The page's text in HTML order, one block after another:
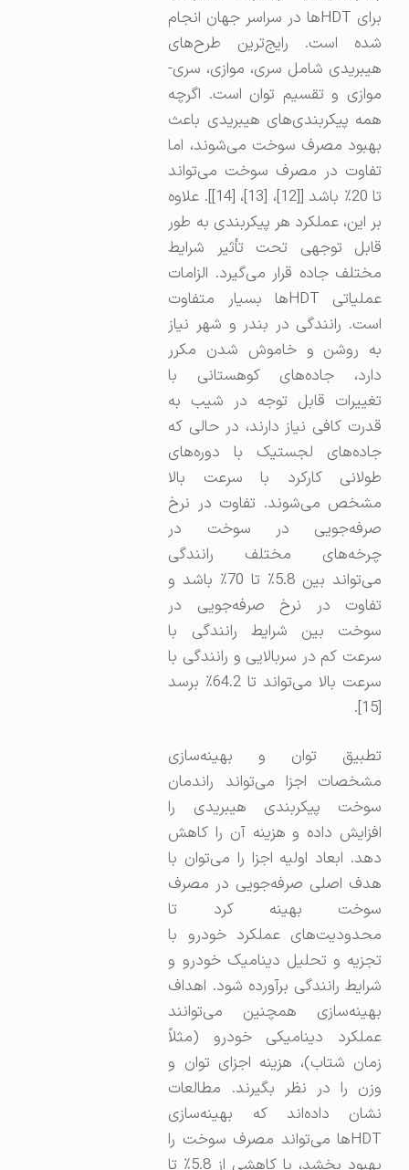
برای HDTها در سراسر جهان انجام
شده است. رایج‌ترین طرح‌های
هیبریدی شامل سری، موازی، سری-
موازی و تقسیم توان است. اگرچه
همه پیکربندی‌های هیبریدی باعث
بهبود مصرف سوخت می‌شوند، اما
تفاوت در مصرف سوخت می‌تواند
تا 20٪ باشد [[12]، [13]، [14]]. علاوه
بر این، عملکرد هر پیکربندی به طور
قابل توجهی تحت تأثیر شرایط
مختلف جاده قرار می‌گیرد. الزامات
عملیاتی HDTها بسیار متفاوت
است. رانندگی در بندر و شهر نیاز
به روشن و خاموش شدن مکرر
دارد، جاده‌های کوهستانی با
تغییرات قابل توجه در شیب به
قدرت کافی نیاز دارند، در حالی که
جاده‌های لجستیک با دوره‌های
طولانی کارکرد با سرعت بالا
مشخص می‌شوند. تفاوت در نرخ
صرفه‌جویی در سوخت در
چرخه‌های مختلف رانندگی
می‌تواند بین 5.8٪ تا 70٪ باشد و
تفاوت در نرخ صرفه‌جویی در
سوخت بین شرایط رانندگی با
سرعت کم در سربالایی و رانندگی با
سرعت بالا می‌تواند تا 64.2٪ برسد
تطبیق توان و بهینه‌سازی
مشخصات اجزا می‌تواند راندمان
سوخت پیکربندی هیبریدی را
افزایش داده و هزینه آن را کاهش
دهد. ابعاد اولیه اجزا را می‌توان با
هدف اصلی صرفه‌جویی در مصرف
سوخت بهینه کرد تا
محدودیت‌های عملکرد خودرو با
تجزیه و تحلیل دینامیک خودرو و
شرایط رانندگی برآورده شود. اهداف
بهینه‌سازی همچنین می‌توانند
عملکرد دینامیکی خودرو (مثلاً
زمان شتاب)، هزینه اجزای توان و
وزن را در نظر بگیرند. مطالعات
نشان داده‌اند که بهینه‌سازی
HDTها می‌تواند مصرف سوخت را